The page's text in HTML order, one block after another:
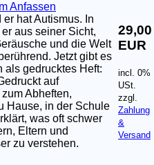
Anfassen
hat Autismus. In
aus seiner Sicht,
und die Welt
Jetzt gibt es
als gedrucktes Heft:
auf
Abheften,
Hause, in der Schule
was oft schwer
Eltern und
zu verstehen.
29,00
EUR
incl. 0%
USt.
zzgl.
Zahlung
&
Versand